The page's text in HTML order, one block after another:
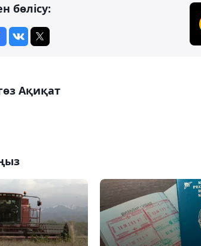
бөлісу:
Ақиқат